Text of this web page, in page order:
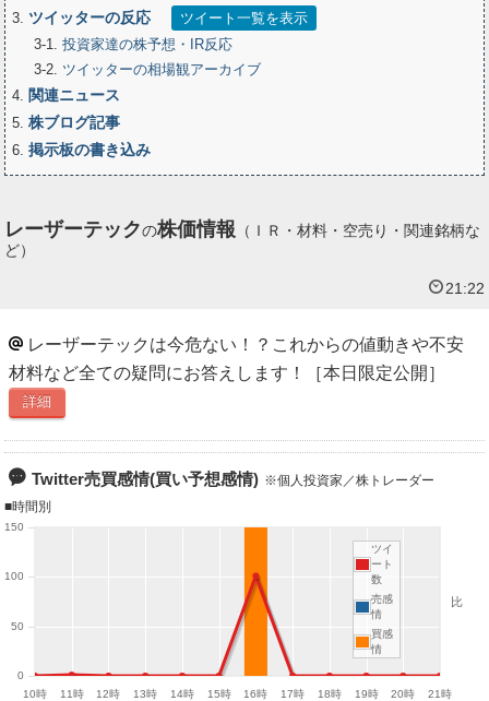
3 ツイッターの反応
ツイート一覧を表示
3-1 投資家達の株予想・IR反応
3-2 ツイッターの相場観アーカイブ
4
関連ニュース
5 株ブログ記事
6 掲示板の書き込み
レーザーテックの株価情報 （ＩＲ・材料・空売り・関連銘柄な
ど）
21:22
レーザーテックは今危ない！？これからの値動きや不安
材料など全ての疑問にお答えします！［本日限定公開］
詳細
Twitter売買感情(買い予想感情)
個人投資家／株トレーダー
時間別
10時 11時 12時 13時 14時 15時 16時 17時 18時 19時 20時 21時
0
50
100
150
比
ツイ
ート
数
売感
情
買感
情
買われる ・米雇用統計を前に様子見姿勢とも ️WTI原油先物は昼
間78ドル台で推移 ・現在76ドル台へ下落https://t.co/Xl6Bz6dgk9
aaliyashah9
アリヤ aaliyashah9
関連銘柄
6920
（Lasertec）が絶好調だった頃の悲惨な展開を思い出すね。当時も
出来高は断トツの1位で、個人投資家たちは「押し目買い」という
yamato_ta_ka
兼業投資家 大和 yamato_ta_ka
約23時間
5020ＥＮＥＯＳＨＤ 5016ＪＸ金属 8136サンリオ 他
本日の保有株 上昇&下落銘柄 上昇⤴️ ①サンリオ +6.5% ②任天
堂 +5.2% ③淺沼組 +4.2% ④IHI タカラトミー +4%
⑤ENEOS +3.8% 下落⤵️ ①トーヨータイヤ -14.2% ②レーザーテ
ック -13.5% ③JX金属 -6.1% ④THK -5.2% ⑤大林組 -4.1%
https://t.co/X4Sgnr6kbW
全文表示
資産爆増家 一緒に資産爆増したい人 ‍♂️募集
sisan_bakuzou